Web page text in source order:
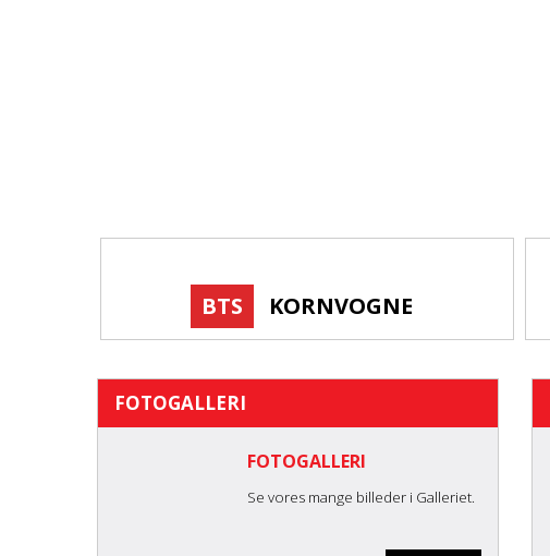
BTS KORNVOGNE
FOTOGALLERI
FOTOGALLERI
Se vores mange billeder i Galleriet.